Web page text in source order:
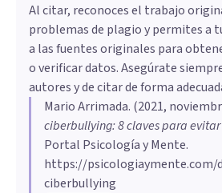
Al citar, reconoces el trabajo
problemas de plagio y permites a
a las fuentes originales para
o verificar datos. Asegúrate
autores y de citar de forma
Mario Arrimada. (2021,
ciberbullying: 8 claves para evitar
Portal Psicología y Mente.
https://psicologiaymente.com/
ciberbullying